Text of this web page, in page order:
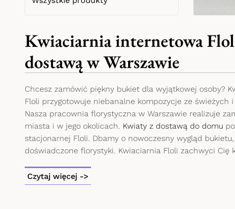
Kwiaciarnia internetowa
dostawą w Warszawie
Chcesz zamówić piękny bukiet dla wyjątkowej osoby?
Floli przygotowuje niebanalne kompozycje ze świeżych
Nasza pracownia florystyczna w Warszawie realizuje
miasta i w jego okolicach. Kwiaty z dostawą do domu
stacjonarnej Floli. Dbamy o nowoczesny wygląd
doświadczone florystyki. Kwiaciarnia Floli zachwyci Cię
Czytaj więcej ->